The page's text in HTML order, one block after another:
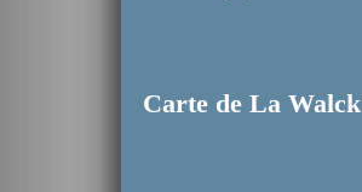
Carte de La Walck